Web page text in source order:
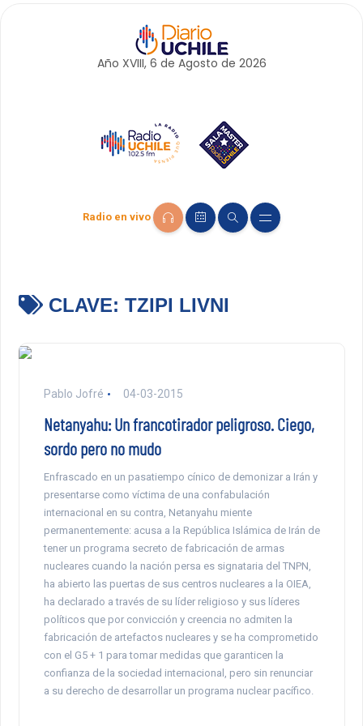
Año XVIII, 6 de Agosto de 2026
Radio en vivo
CLAVE: TZIPI LIVNI
Pablo Jofré 04-03-2015
Netanyahu: Un francotirador peligroso. Ciego,
sordo pero no mudo
Enfrascado en un pasatiempo cínico de demonizar a Irán y
presentarse como víctima de una confabulación
internacional en su contra, Netanyahu miente
permanentemente: acusa a la República Islámica de Irán de
tener un programa secreto de fabricación de armas
nucleares cuando la nación persa es signataria del TNPN,
ha abierto las puertas de sus centros nucleares a la OIEA,
ha declarado a través de su líder religioso y sus líderes
políticos que por convicción y creencia no admiten la
fabricación de artefactos nucleares y se ha comprometido
con el G5 + 1 para tomar medidas que garanticen la
confianza de la sociedad internacional, pero sin renunciar
a su derecho de desarrollar un programa nuclear pacífico.